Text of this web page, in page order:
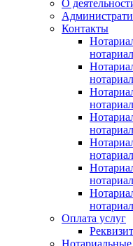
О
Контакты
Оплата услуг